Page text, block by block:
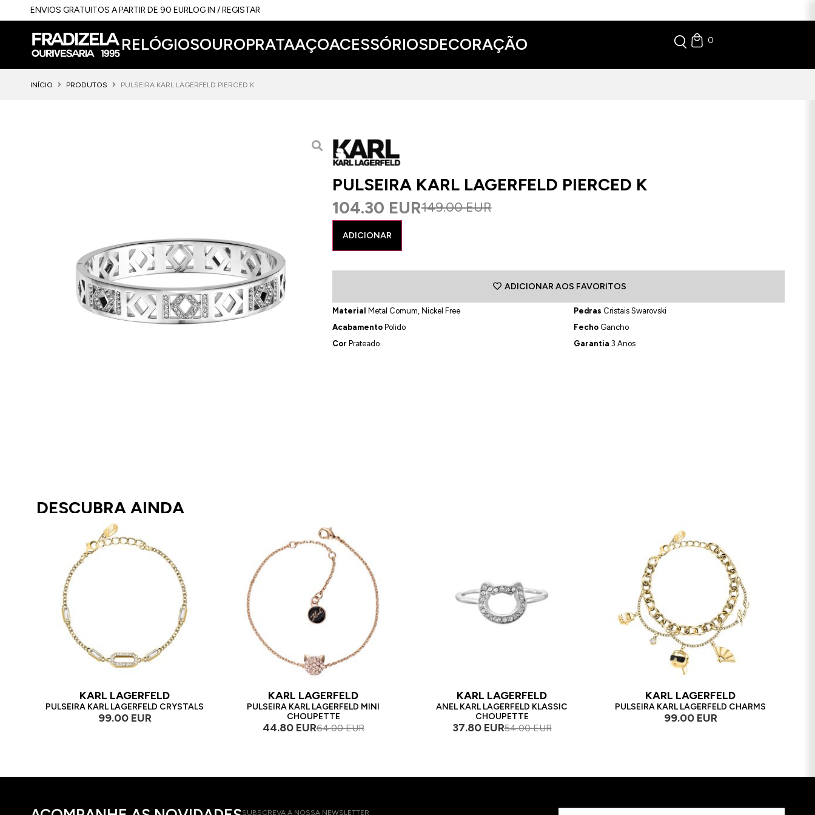
ENVIOS GRATUITOS A PARTIR DE 90 EURLOG IN / REGISTAR
RELÓGIOSOUROPRATAAÇOACESSÓRIOSDECORAÇÃO 0
INÍCIO PRODUTOS PULSEIRA KARL LAGERFELD PIERCED K
PULSEIRA KARL LAGERFELD PIERCED K
104.30 EUR149.00 EUR
ADICIONAR
ADICIONAR AOS FAVORITOS
Material
Metal Comum, Nickel Free
AcabamentoPolido
Cor Prateado
Pedras Cristais Swarovski
FechoGancho
Garantia 3 Anos
DESCUBRA AINDA
KARL LAGERFELD
PULSEIRA KARL LAGERFELD CRYSTALS
99.00 EUR
KARL LAGERFELD
PULSEIRA KARL LAGERFELD MINI
CHOUPETTE
44.80 EUR64.00 EUR
KARL LAGERFELD
ANEL KARL LAGERFELD KLASSIC
CHOUPETTE
37.80 EUR54.00 EUR
KARL LAGERFELD
PULSEIRA KARL LAGERFELD CHARMS
99.00 EUR
SUBSCREVA A NOSSA NEWSLETTER